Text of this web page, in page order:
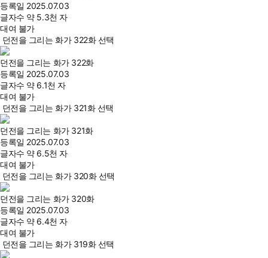
등록일 2025.07.03
글자수 약 5.3천 자
대여 불가
던전을 그리는 화가 322화 선택
던전을 그리는 화가 322화
등록일 2025.07.03
글자수 약 6.1천 자
대여 불가
던전을 그리는 화가 321화 선택
던전을 그리는 화가 321화
등록일 2025.07.03
글자수 약 6.5천 자
대여 불가
던전을 그리는 화가 320화 선택
던전을 그리는 화가 320화
등록일 2025.07.03
글자수 약 6.4천 자
대여 불가
던전을 그리는 화가 319화 선택